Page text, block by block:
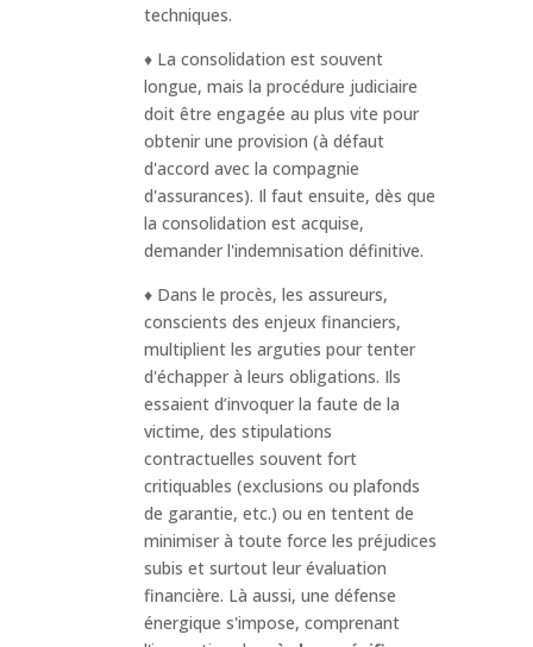
techniques.
♦ La consolidation est souvent
longue, mais la procédure judiciaire
doit être engagée au plus vite pour
obtenir une provision (à défaut
d'accord avec la compagnie
d'assurances). Il faut ensuite, dès que
la consolidation est acquise,
demander l'indemnisation définitive.
♦ Dans le procès, les assureurs,
conscients des enjeux financiers,
multiplient les arguties pour tenter
d'échapper à leurs obligations. Ils
essaient d’invoquer la faute de la
victime, des stipulations
contractuelles souvent fort
critiquables (exclusions ou plafonds
de garantie, etc.) ou en tentent de
minimiser à toute force les préjudices
subis et surtout leur évaluation
financière. Là aussi, une défense
énergique s'impose, comprenant